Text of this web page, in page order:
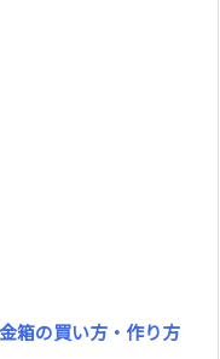
箱の買い方・作り方